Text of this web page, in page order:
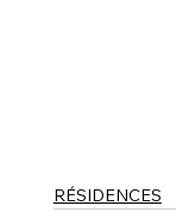
RÉSIDENCES